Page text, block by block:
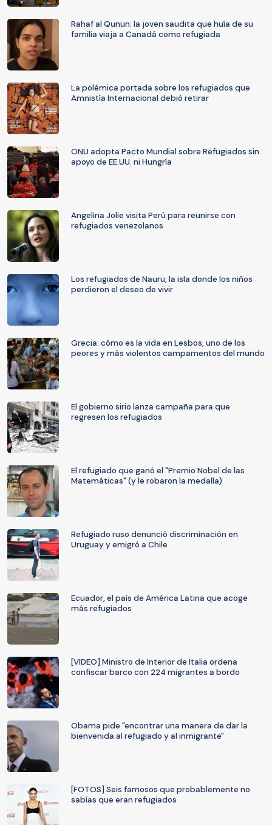
Rahaf al Qunun: la joven saudita que huía de su
familia viaja a Canadá como refugiada
La polémica portada sobre los refugiados que
Amnistía Internacional debió retirar
ONU adopta Pacto Mundial sobre Refugiados sin
apoyo de EE.UU. ni Hungría
Angelina Jolie visita Perú para reunirse con
refugiados venezolanos
Los refugiados de Nauru, la isla donde los niños
perdieron el deseo de vivir
Grecia: cómo es la vida en Lesbos, uno de los
peores y más violentos campamentos del mundo
El gobierno sirio lanza campaña para que
regresen los refugiados
El refugiado que ganó el "Premio Nobel de las
Matemáticas" (y le robaron la medalla)
Refugiado ruso denunció discriminación en
Uruguay y emigró a Chile
Ecuador, el país de América Latina que acoge
más refugiados
[VIDEO] Ministro de Interior de Italia ordena
confiscar barco con 224 migrantes a bordo
Obama pide "encontrar una manera de dar la
bienvenida al refugiado y al inmigrante"
[FOTOS] Seis famosos que probablemente no
sabías que eran refugiados